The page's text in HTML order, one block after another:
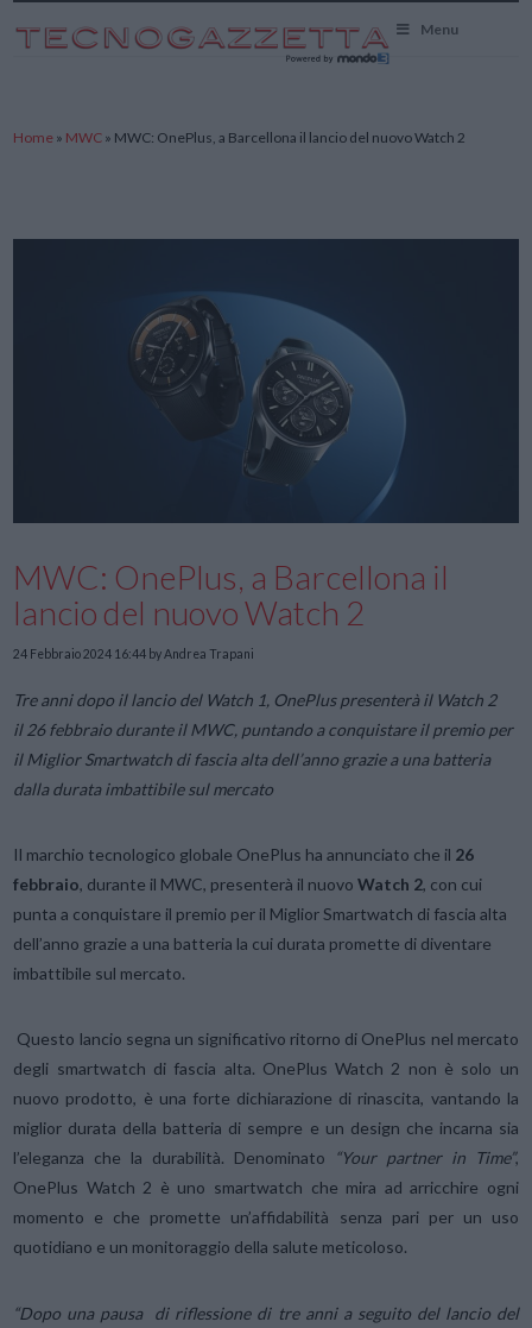
Menu
Home » MWC » MWC: OnePlus, a Barcellona il lancio del nuovo Watch 2
MWC: OnePlus, a Barcellona il
lancio del nuovo Watch 2
24 Febbraio 2024 16:44 by Andrea Trapani
Tre anni dopo il lancio del Watch 1, OnePlus presenterà il Watch 2
il 26 febbraio durante ilMWC, puntando a conquistare il premio per
il Miglior Smartwatch di fascia alta dell’anno grazie a una batteria
dalla durata imbattibile sul mercato
Il marchio tecnologico globale OnePlus ha annunciato che il 26
febbraio, durante il MWC, presenterà il nuovoWatch 2, con cui
punta a conquistare il premio per il Miglior Smartwatch di fascia alta
dell’anno grazie a una batteria la cui durata promette di diventare
imbattibile sul mercato.
Questo lancio segna un significativo ritorno di OnePlus nel mercato
degli smartwatch di fascia alta. OnePlus Watch 2 non è solo un
nuovo prodotto, è una forte dichiarazione di rinascita, vantando la
miglior durata della batteria di sempre e un design che incarna sia
l’eleganza che la durabilità. Denominato
“Your partner in Time”,
OnePlus Watch 2 è uno smartwatch che mira ad arricchire ogni
momento e che promette un’affidabilità senza pari per un uso
quotidiano e un monitoraggio della salute meticoloso.
“Dopo una pausa di riflessione di tre anni a seguito del lancio del